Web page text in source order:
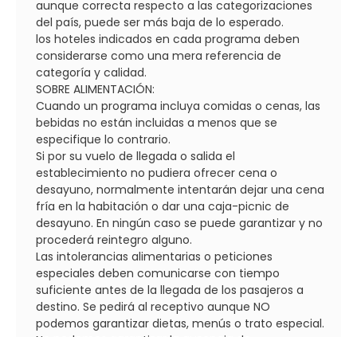
aunque correcta respecto a las categorizaciones
del país, puede ser más baja de lo esperado.
los hoteles indicados en cada programa deben
considerarse como una mera referencia de
categoría y calidad.
SOBRE ALIMENTACIÓN:
Cuando un programa incluya comidas o cenas, las
bebidas no están incluidas a menos que se
especifique lo contrario.
Si por su vuelo de llegada o salida el
establecimiento no pudiera ofrecer cena o
desayuno, normalmente intentarán dejar una cena
fría en la habitación o dar una caja-picnic de
desayuno. En ningún caso se puede garantizar y no
procederá reintegro alguno.
Las intolerancias alimentarias o peticiones
especiales deben comunicarse con tiempo
suficiente antes de la llegada de los pasajeros a
destino. Se pedirá al receptivo aunque NO
podemos garantizar dietas, menús o trato especial.